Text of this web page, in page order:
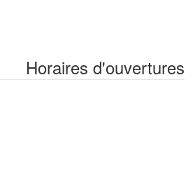
Horaires d'ouvertures